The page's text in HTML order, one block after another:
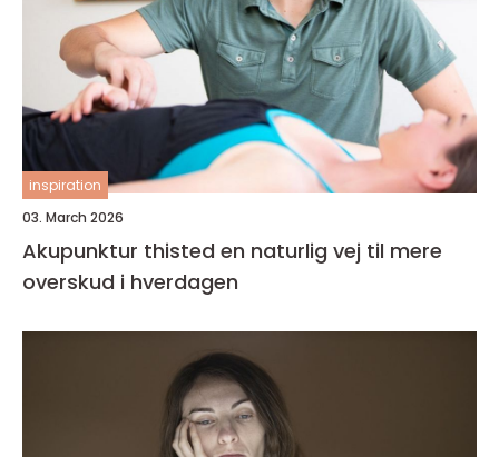
inspiration
03. March 2026
Akupunktur thisted en naturlig vej til mere
overskud i hverdagen